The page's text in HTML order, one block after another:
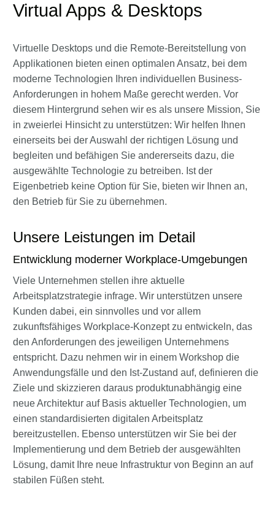
Virtual Apps & Desktops
Virtuelle Desktops und die Remote-Bereitstellung von
Applikationen bieten einen optimalen Ansatz, bei dem
moderne Technologien Ihren individuellen Business-
Anforderungen in hohem Maße gerecht werden. Vor
diesem Hintergrund sehen wir es als unsere Mission, Sie
in zweierlei Hinsicht zu unterstützen: Wir helfen Ihnen
einerseits bei der Auswahl der richtigen Lösung und
begleiten und befähigen Sie andererseits dazu, die
ausgewählte Technologie zu betreiben. Ist der
Eigenbetrieb keine Option für Sie, bieten wir Ihnen an,
den Betrieb für Sie zu übernehmen.
Unsere Leistungen im Detail
Entwicklung moderner Workplace-Umgebungen
Viele Unternehmen stellen ihre aktuelle
Arbeitsplatzstrategie infrage. Wir unterstützen unsere
Kunden dabei, ein sinnvolles und vor allem
zukunftsfähiges Workplace-Konzept zu entwickeln, das
den Anforderungen des jeweiligen Unternehmens
entspricht. Dazu nehmen wir in einem Workshop die
Anwendungsfälle und den Ist-Zustand auf, definieren die
Ziele und skizzieren daraus produktunabhängig eine
neue Architektur auf Basis aktueller Technologien, um
einen standardisierten digitalen Arbeitsplatz
bereitzustellen. Ebenso unterstützen wir Sie bei der
Implementierung und dem Betrieb der ausgewählten
Lösung, damit Ihre neue Infrastruktur von Beginn an auf
stabilen Füßen steht.